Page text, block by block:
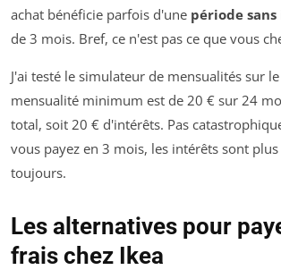
achat bénéficie parfois d'une période
de 3 mois. Bref, ce n'est pas ce que vous
J'ai testé le simulateur de mensualités sur
mensualité minimum est de 20 € sur 24
total, soit 20 € d'intérêts. Pas
vous payez en 3 mois, les intérêts sont
toujours.
Les alternatives pour
frais chez Ikea